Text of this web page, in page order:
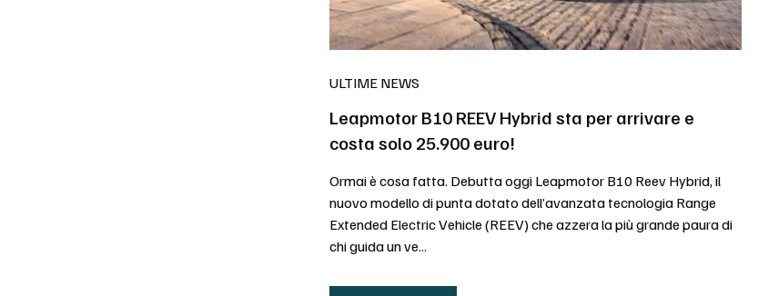
ULTIME NEWS
Leapmotor B10 REEV Hybrid sta per arrivare e
costa solo 25.900 euro!
Ormai è cosa fatta. Debutta oggi Leapmotor B10 Reev Hybrid, il
nuovo modello di punta dotato dell’avanzata tecnologia Range
Extended Electric Vehicle (REEV) che azzera la più grande paura di
chi guida un ve...